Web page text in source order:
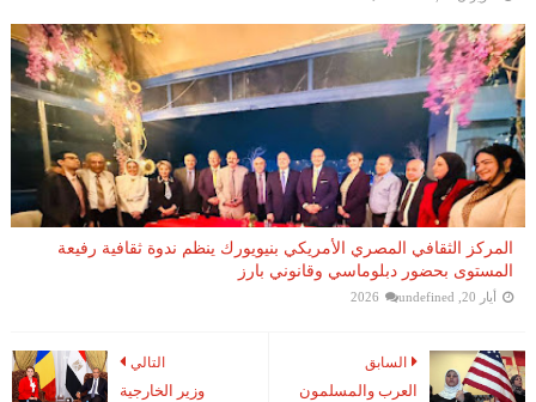
المركز الثقافي المصري الأمريكي بنيويورك ينظم ندوة ثقافية رفيعة
المستوى بحضور دبلوماسي وقانوني بارز
أيار 20, 2026 undefined
التالي
وزير الخارجية
السابق
العرب والمسلمون